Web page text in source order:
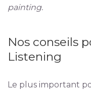
painting.
Nos conseils
Listening
Le plus important